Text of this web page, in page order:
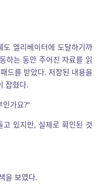
엘리베이터에 도달하기까
하는 동안 주어진 자료를 읽
드를 받았다. 저장된 내용을
잡혔다.
가요?”
있지만, 실제로 확인된 것
을 보였다.